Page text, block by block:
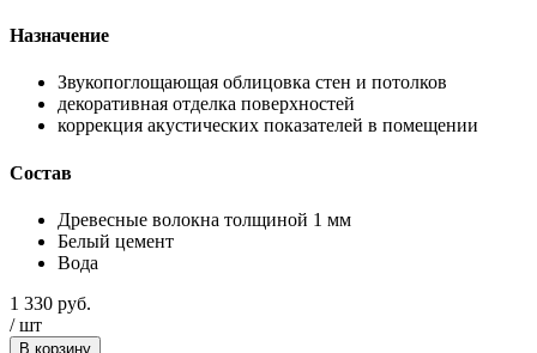
Назначение
Звукопоглощающая облицовка стен и потолков
декоративная отделка поверхностей
коррекция акустических показателей в помещении
Состав
Древесные волокна толщиной 1 мм
Белый цемент
Вода
1 330 руб.
/шт
В корзину